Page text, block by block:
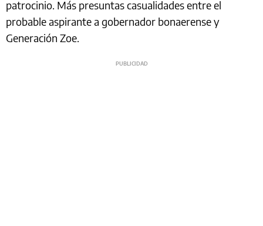
patrocinio. Más presuntas casualidades entre el
probable aspirante a gobernador bonaerense y
Generación Zoe.